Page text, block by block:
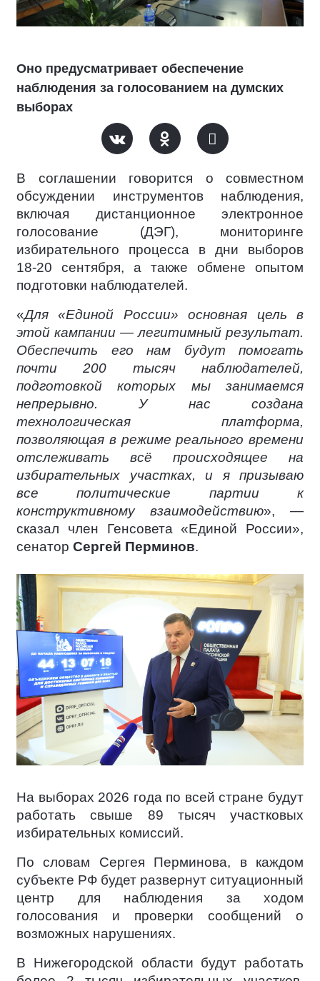
Оно предусматривает обеспечение
наблюдения за голосованием на думских
выборах
В соглашении говорится о совместном
обсуждении инструментов наблюдения,
включая дистанционное электронное
голосование (ДЭГ), мониторинге
избирательного процесса в дни выборов
18-20 сентября, а также обмене опытом
подготовки наблюдателей.
«Для «Единой России» основная цель в
этой кампании — легитимный результат.
Обеспечить его нам будут помогать
почти 200 тысяч наблюдателей,
подготовкой которых мы занимаемся
непрерывно. У нас создана
технологическая платформа,
позволяющая в режиме реального времени
отслеживать всё происходящее на
избирательных участках, и я призываю
все политические партии к
конструктивному взаимодействию», —
сказал член Генсовета «Единой России»,
сенатор Сергей Перминов.
На выборах 2026 года по всей стране будут
работать свыше 89 тысяч участковых
избирательных комиссий.
По словам Сергея Перминова, в каждом
субъекте РФ будет развернут ситуационный
центр для наблюдения за ходом
голосования и проверки сообщений о
возможных нарушениях.
В Нижегородской области будут работать